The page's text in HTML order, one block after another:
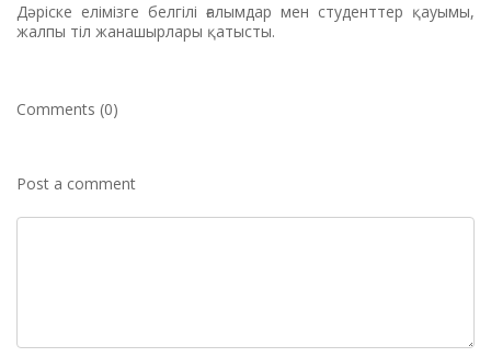
Дәріске елімізге белгілі ғалымдар мен студенттер қауымы,
жалпы тіл жанашырлары қатысты.
Comments (0)
Post a comment